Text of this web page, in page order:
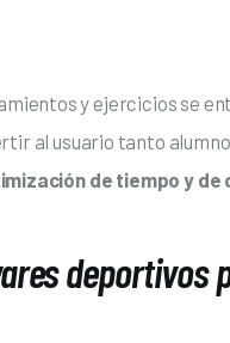
y ejercicios se
al usuario tanto
de tiempo y de
deportivos